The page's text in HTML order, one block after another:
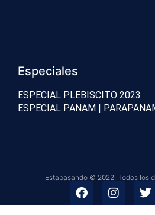
Especiales
ESPECIAL PLEBISCITO 2023
ESPECIAL PANAM |
Estapasando © 2022. Todos los